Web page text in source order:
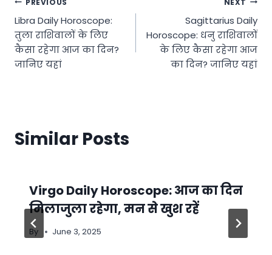
Post
navigation
Libra Daily Horoscope:
तुला राशिवालों के लिए
कैसा रहेगा आज का दिन?
जानिए यहां
Sagittarius Daily
Horoscope: धनु राशिवालों
के लिए कैसा रहेगा आज
का दिन? जानिए यहां
Similar Posts
Virgo Daily Horoscope: आज का दिन
मिलाजुला रहेगा, मन से खुश रहें
By June 3, 2025